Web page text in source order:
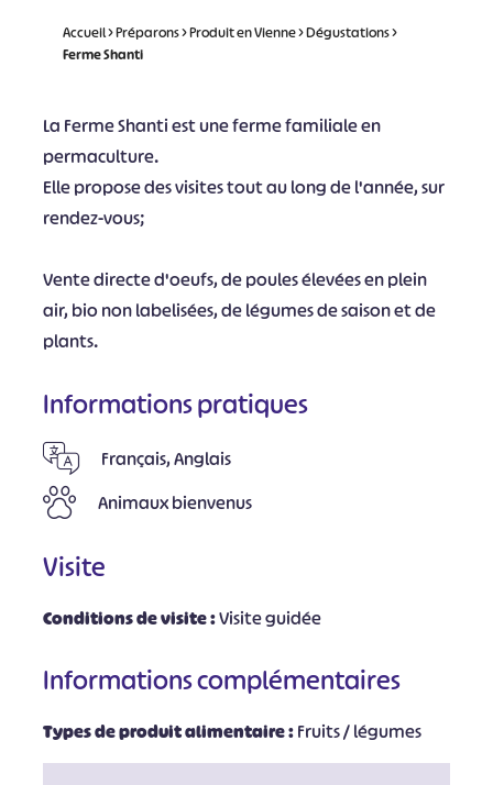
Accueil>Préparons>Produit en Vienne>Dégustations>
Ferme Shanti
La Ferme Shanti est une ferme familiale en
permaculture.
Elle propose des visites tout au long de l'année, sur
rendez-vous;
Vente directe d'oeufs, de poules élevées en plein
air, bio non labelisées, de légumes de saison et de
plants.
Informations pratiques
Français, Anglais
Animaux bienvenus
Visite
Conditions de visite :Visite guidée
Informations complémentaires
Types de produit alimentaire :Fruits / légumes